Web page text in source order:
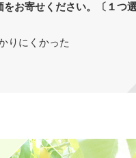
お寄せください。〔１つ
りにくかった